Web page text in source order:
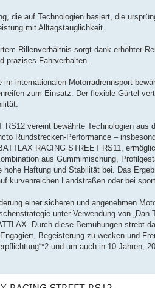
die auf Technologien basiert, die
mit Alltagstauglichkeit.
Rillenverhältnis sorgt dank erhöhter
präzises Fahrverhalten.
internationalen Motorradrennsport
zum Einsatz. Der flexible Gürtel
RS12 vereint bewährte Technologien aus
Rundstrecken-Performance –
RACING STREET RS11,
aus Gummimischung,
Haftung und Stabilität bei. Das
kurvenreichen Landstraßen oder bei
einer sicheren und angenehmen
unter Verwendung von
Durch diese Bemühungen strebt
Begeisterung zu wecken und
und um auch in 10 Jahren,